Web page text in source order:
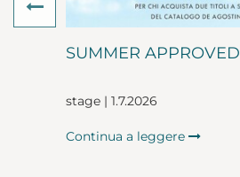
SUMMER APPROVED
stage | 1.7.2026
Continua a leggere
Previous